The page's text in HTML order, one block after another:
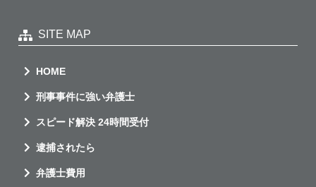
SITE MAP
HOME
刑事事件に強い弁護士
スピード解決 24時間受付
逮捕されたら
弁護士費用